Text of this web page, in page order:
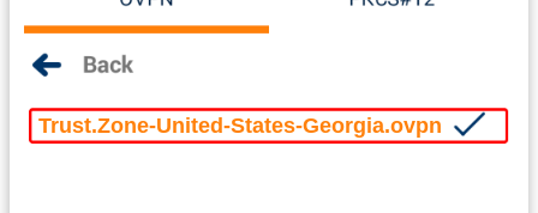
Trust.Zone-United-States-Georgia.ovpn